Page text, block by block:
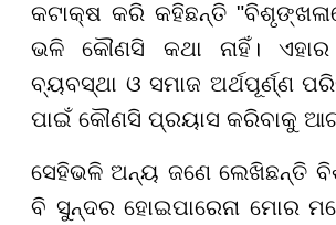
କଟାକ୍ଷ କରି କହିଛନ୍ତି
ଭଳି କୌଣସି କଥା ନାହିଁ। ଏହାର
ବ୍ୟବସ୍ଥା ଓ ସମାଜ ଅର୍ଥପୂର୍ଣ୍ଣ
ପାଇଁ କୌଣସି ପ୍ରୟାସ କରିବାକୁ
ସେହିଭଳି ଅନ୍ୟ ଜଣେ ଲେଖିଛନ୍ତି
ବି ସୁନ୍ଦର ହୋଇପାରେନା ମୋର